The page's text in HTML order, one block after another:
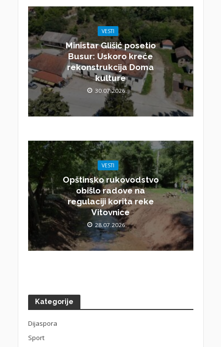
VESTI
Ministar Glišić posetio
Busur: Uskoro kreće
rekonstrukcija Doma
kulture
30.07.2026.
VESTI
Opštinsko rukovodstvo
obišlo radove na
regulaciji korita reke
Vitovnice
28.07.2026.
Kategorije
Dijaspora
Sport